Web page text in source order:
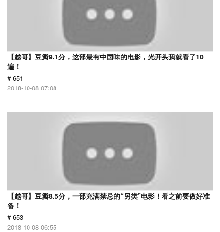
【越哥】豆瓣9.1分，这部最有中国味的电影，光开头我就看了10
遍！
# 651
2018-10-08 07:08
【越哥】豆瓣8.5分，一部充满禁忌的“另类”电影！看之前要做好准
备！
# 653
2018-10-08 06:55